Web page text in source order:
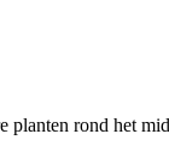
rond het